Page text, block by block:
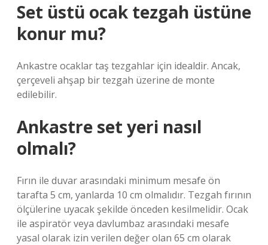
Set üstü ocak tezgah üstüne
konur mu?
Ankastre ocaklar taş tezgahlar için idealdir. Ancak,
çerçeveli ahşap bir tezgah üzerine de monte
edilebilir.
Ankastre set yeri nasıl
olmalı?
Fırın ile duvar arasındaki minimum mesafe ön
tarafta 5 cm, yanlarda 10 cm olmalıdır. Tezgah fırının
ölçülerine uyacak şekilde önceden kesilmelidir. Ocak
ile aspiratör veya davlumbaz arasındaki mesafe
yasal olarak izin verilen değer olan 65 cm olarak